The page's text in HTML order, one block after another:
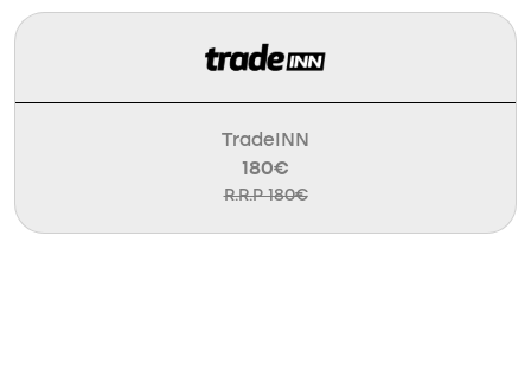
TradeINN
180€
R.R.P 180€